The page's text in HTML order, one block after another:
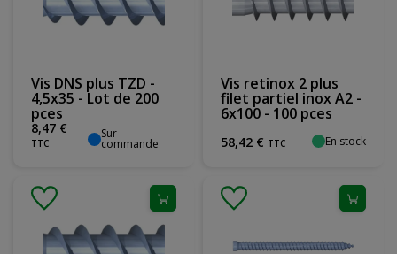
Vis DNS plus TZD -
4,5x35 - Lot de 200
pces
8,47 €
TTC
Sur
commande
Vis retinox 2 plus
filet partiel inox A2 -
6x100 - 100 pces
58,42 € TTC En stock